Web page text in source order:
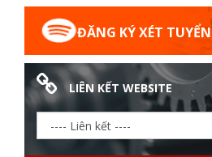
ĐĂNG KÝ XÉT TUYỂN
LIÊN KẾT WEBSITE